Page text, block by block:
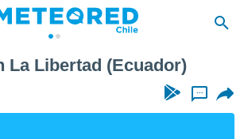
La Libertad (Ecuador)
...